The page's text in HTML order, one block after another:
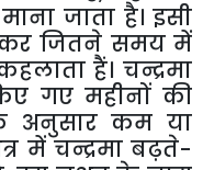
जाता है। इसी
जितने समय में
हैं। चन्द्रमा
गए महीनों की
के अनुसार कम या
में चन्द्रमा बढ़ते-